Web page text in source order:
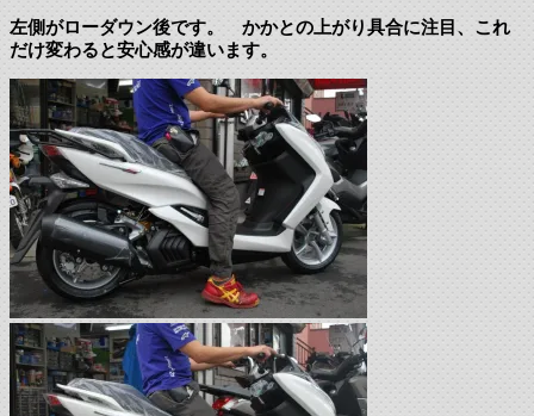
左側がローダウン後です。 かかとの上がり具合に注目、これ
だけ変わると安心感が違います。